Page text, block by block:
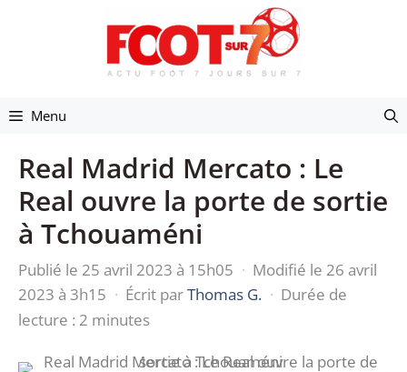
Menu
Real Madrid Mercato : Le
Real ouvre la porte de sortie
à Tchouaméni
Publié le 25 avril 2023 à 15h05 · Modifié le 26 avril
2023 à 3h15 · Écrit parThomas G. · Durée de
lecture : 2 minutes